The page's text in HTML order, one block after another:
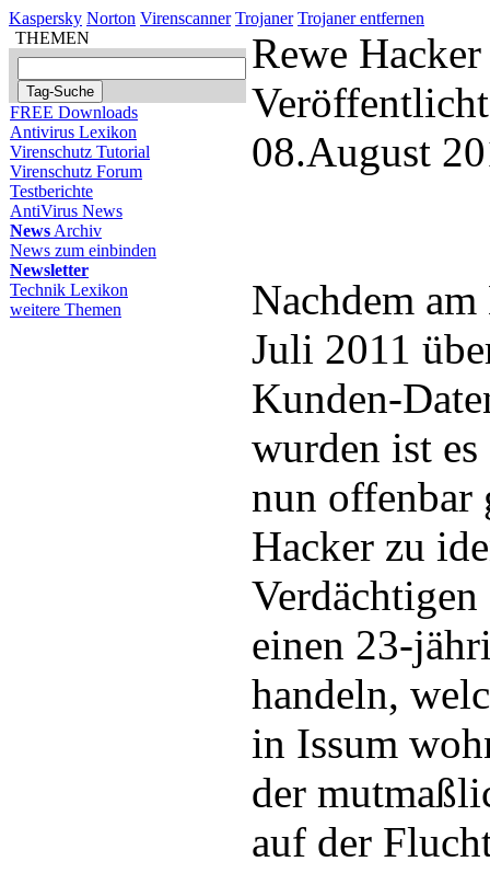
Kaspersky Norton Virenscanner Trojaner Trojaner entfernen
THEMEN
FREE Downloads
Antivirus Lexikon
Virenschutz Tutorial
Virenschutz Forum
Testberichte
AntiVirus News
News Archiv
News zum einbinden
Newsletter
Technik Lexikon
weitere Themen
Rewe
08.August
Nachdem
Juli 2011
Kunden-
wurden ist
nun offenbar
Hacker zu
einen 23-
handeln,
in Issum
der
auf der